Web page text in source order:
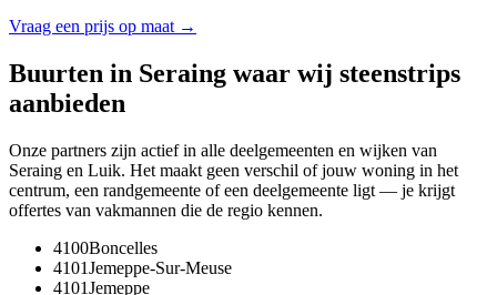
Vraag een prijs op maat →
Buurten in Seraing waar wij steenstrips
aanbieden
Onze partners zijn actief in alle deelgemeenten en wijken van
Seraing en Luik. Het maakt geen verschil of jouw woning in het
centrum, een randgemeente of een deelgemeente ligt — je krijgt
offertes van vakmannen die de regio kennen.
4100Boncelles
4101Jemeppe-Sur-Meuse
4101Jemeppe